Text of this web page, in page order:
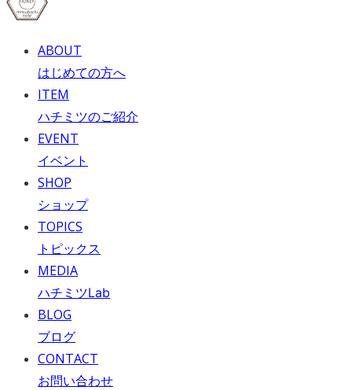
ABOUT
はじめての方へ
ITEM
ハチミツのご紹介
EVENT
イベント
SHOP
ショップ
TOPICS
トピックス
MEDIA
ハチミツLab
BLOG
ブログ
CONTACT
お問い合わせ